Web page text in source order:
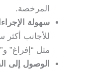
المرخصة.
سهولة
للأجانب
مثل “إفراغ”
الوصول إلى